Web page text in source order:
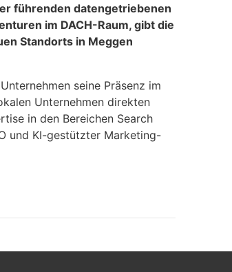
führenden datengetriebenen
im DACH-Raum, gibt die
Standorts in Meggen
seine Präsenz im
Unternehmen direkten
in den Bereichen Search
und KI-gestützter Marketing-